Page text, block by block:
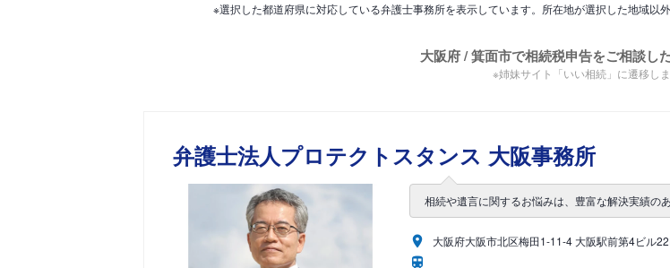
※選択した都道府県に対応している弁護士事務所を表示しています。所在地が選択した地域以
大阪府 / 箕面市で相続税申告をご相談し
※姉妹サイト「いい相続」に遷移し
弁護士法人プロテクトスタンス 大阪事務所
相続や遺言に関するお悩みは、豊富な解決実績の
大阪府大阪市北区梅田1-11-4 大阪駅前第4ビル